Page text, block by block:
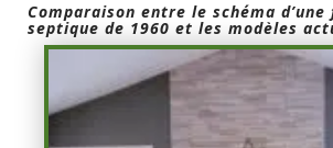
Comparaison entre le schéma d’une
septique de 1960 et les modèles